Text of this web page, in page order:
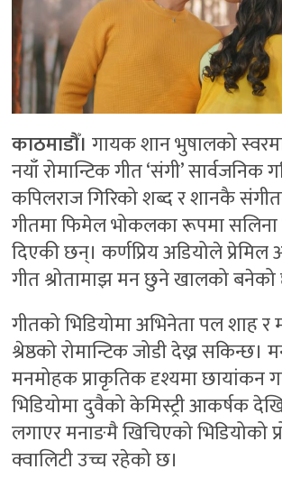
काठमाडौँ। गायक शान भुषालको
नयाँ रोमान्टिक गीत ‘संगी’ सार्वजनिक
कपिलराज गिरिको शब्द र शानकै
गीतमा फिमेल भोकलका रूपमा
दिएकी छन्। कर्णप्रिय अडियोले
गीत श्रोतामाझ मन छुने खालको बनेको
गीतको भिडियोमा अभिनेता पल शाह
श्रेष्ठको रोमान्टिक जोडी देख्न सकिन्छ।
मनमोहक प्राकृतिक दृश्यमा छायांकन
भिडियोमा दुवैको केमिस्ट्री आकर्षक
लगाएर मनाङमै खिचिएको भिडियोको
क्वालिटी उच्च रहेको छ।